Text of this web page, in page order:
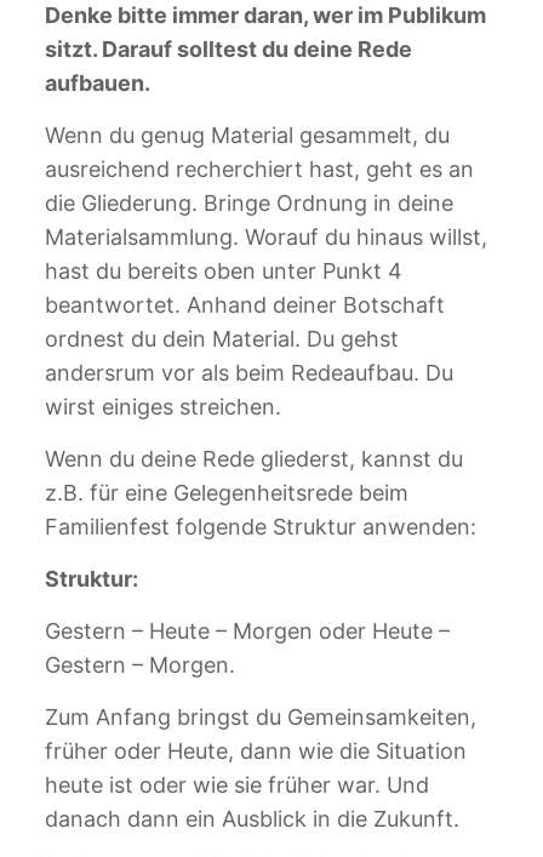
Denke bitte immer daran, wer im Publikum
sitzt. Darauf solltest du deine Rede
aufbauen.
Wenn du genug Material gesammelt, du
ausreichend recherchiert hast, geht es an
die Gliederung. Bringe Ordnung in deine
Materialsammlung. Worauf du hinaus willst,
hast du bereits oben unter Punkt 4
beantwortet. Anhand deiner Botschaft
ordnest du dein Material. Du gehst
andersrum vor als beim Redeaufbau. Du
wirst einiges streichen.
Wenn du deine Rede gliederst, kannst du
z.B. für eine Gelegenheitsrede beim
Familienfest folgende Struktur anwenden:
Struktur:
Gestern – Heute – Morgen oder Heute –
Gestern – Morgen.
Zum Anfang bringst du Gemeinsamkeiten,
früher oder Heute, dann wie die Situation
heute ist oder wie sie früher war. Und
danach dann ein Ausblick in die Zukunft.